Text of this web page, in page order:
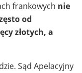
frankowych nie
od
złotych, a
Sąd Apelacyjny